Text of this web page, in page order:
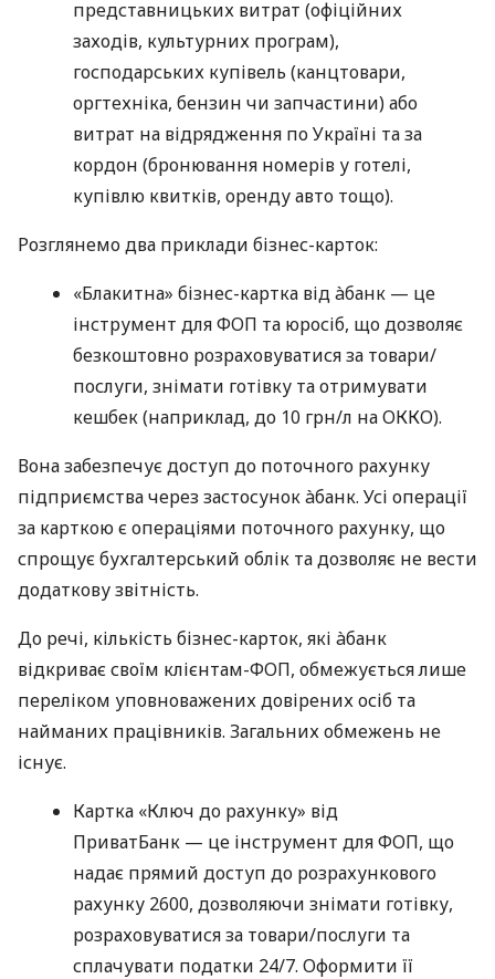
представницьких витрат (офіційних
заходів, культурних програм),
господарських купівель (канцтовари,
оргтехніка, бензин чи запчастини) або
витрат на відрядження по Україні та за
кордон (бронювання номерів у готелі,
купівлю квитків, оренду авто тощо).
Розглянемо два приклади бізнес-карток:
«Блакитна» бізнес-картка від àбанк — це
інструмент для ФОП та юросіб, що дозволяє
безкоштовно розраховуватися за товари/
послуги, знімати готівку та отримувати
кешбек (наприклад, до 10 грн/л на ОККО).
Вона забезпечує доступ до поточного рахунку
підприємства через застосунок àбанк. Усі операції
за карткою є операціями поточного рахунку, що
спрощує бухгалтерський облік та дозволяє не вести
додаткову звітність.
До речі, кількість бізнес-карток, які àбанк
відкриває своїм клієнтам-ФОП, обмежується лише
переліком уповноважених довірених осіб та
найманих працівників. Загальних обмежень не
існує.
Картка «Ключ до рахунку» від
ПриватБанк — це інструмент для ФОП, що
надає прямий доступ до розрахункового
рахунку 2600, дозволяючи знімати готівку,
розраховуватися за товари/послуги та
сплачувати податки 24/7. Оформити її